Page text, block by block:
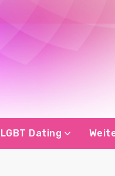
LGBT Dating